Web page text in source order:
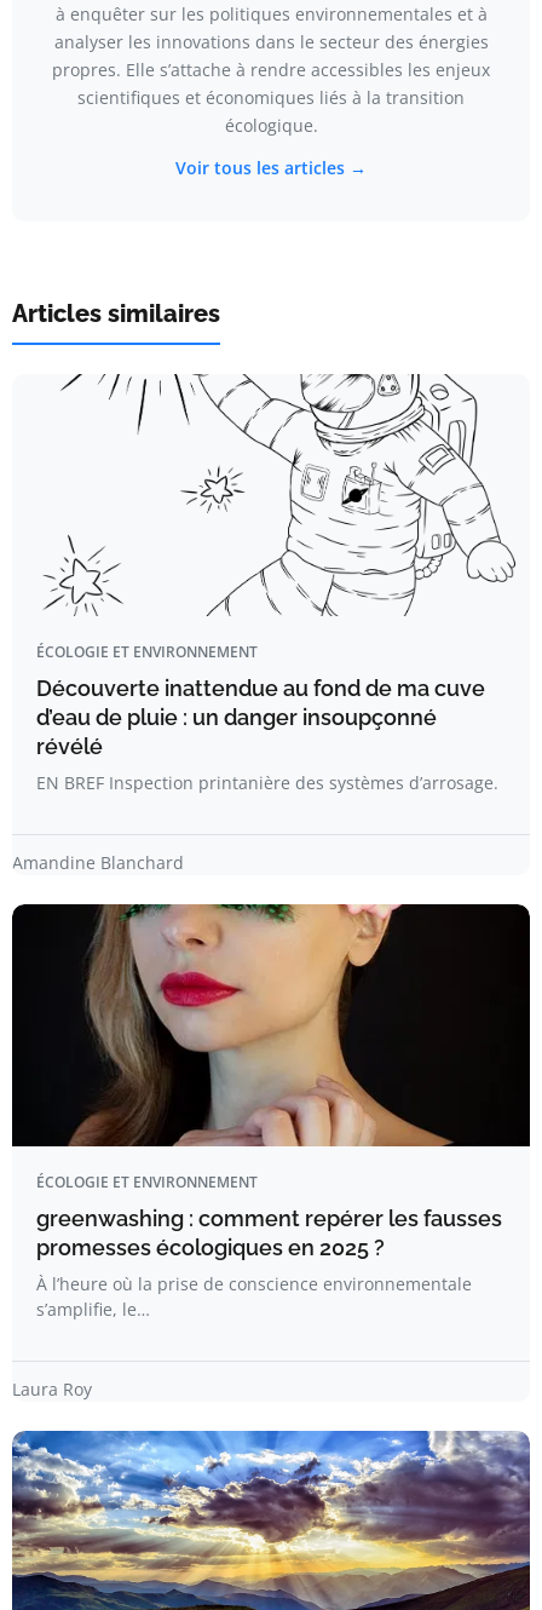
à enquêter sur les politiques environnementales et à
analyser les innovations dans le secteur des énergies
propres. Elle s’attache à rendre accessibles les enjeux
scientifiques et économiques liés à la transition
écologique.
Voir tous les articles →
Articles similaires
ÉCOLOGIE ET ENVIRONNEMENT
Découverte inattendue au fond de ma cuve
d’eau de pluie : un danger insoupçonné
révélé
EN BREF Inspection printanière des systèmes d’arrosage.
Amandine Blanchard
ÉCOLOGIE ET ENVIRONNEMENT
greenwashing : comment repérer les fausses
promesses écologiques en 2025 ?
À l’heure où la prise de conscience environnementale
s’amplifie, le…
Laura Roy